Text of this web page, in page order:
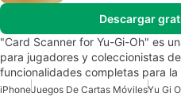
Descargar
"Card Scanner for Yu-Gi-Oh" es
para jugadores y coleccionistas
funcionalidades completas para
iPhoneJuegos De Cartas MóvilesYu Gi